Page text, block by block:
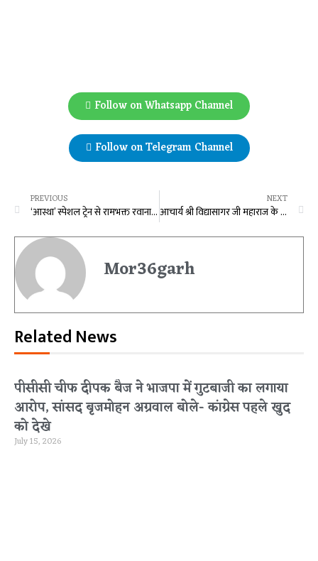
Follow on Whatsapp Channel
Follow on Telegram Channel
PREVIOUS
‘आस्था’ स्पेशल ट्रेन से रामभक्त रवाना हुए अयोध्या धाम, संस्कृति मंत्री श्री अग्रवाल ने ट्रेन को दिखाई हरी झंडी
NEXT
आचार्य श्री विद्यासागर जी महाराज के नाम पर छत्तीसगढ़ सरकार शुरू करेगी पुरस्कार: संस्कृति मंत्री बृजमोहन अग्रवाल
Mor36garh
Related News
पीसीसी चीफ दीपक बैज ने भाजपा में गुटबाजी का लगाया
आरोप, सांसद बृजमोहन अग्रवाल बोले- कांग्रेस पहले खुद
को देखे
July 15, 2026